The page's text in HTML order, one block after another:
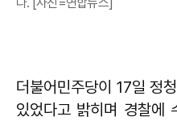
더불어민주당이 17일 정
있었다고 밝히며 경찰에